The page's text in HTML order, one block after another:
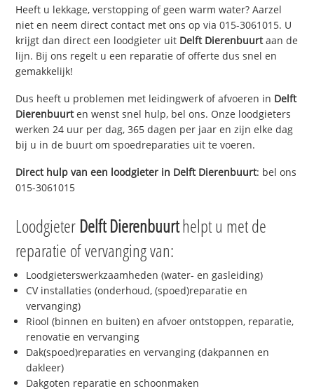
Heeft u lekkage, verstopping of geen warm water? Aarzel
niet en neem direct contact met ons op via 015-3061015. U
krijgt dan direct een loodgieter uit Delft Dierenbuurtaan de
lijn. Bij ons regelt u een reparatie of offerte dus snel en
gemakkelijk!
Dus heeft u problemen met leidingwerk of afvoeren in Delft
Dierenbuurten wenst snel hulp, bel ons. Onze loodgieters
werken 24 uur per dag, 365 dagen per jaar en zijn elke dag
bij u in de buurt om spoedreparaties uit te voeren.
Direct hulp van een loodgieter in Delft Dierenbuurt: bel ons
015-3061015
Loodgieter Delft Dierenbuurthelpt u met de
reparatie of vervanging van:
Loodgieterswerkzaamheden (water- en gasleiding)
CV installaties (onderhoud, (spoed)reparatie en
vervanging)
Riool (binnen en buiten) en afvoer ontstoppen, reparatie,
renovatie en vervanging
Dak(spoed)reparaties en vervanging (dakpannen en
dakleer)
Dakgoten reparatie en schoonmaken